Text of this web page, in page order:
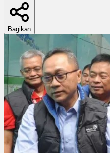
Bagikan